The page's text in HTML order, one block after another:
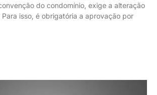
do condomínio, exige a alteração
isso, é obrigatória a aprovação por